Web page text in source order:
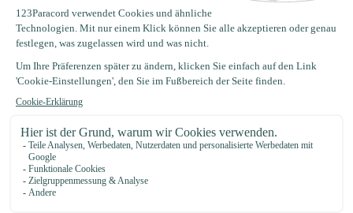
Zuletzt angesehen